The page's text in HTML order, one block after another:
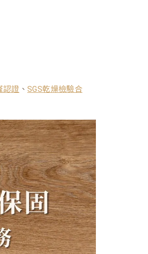
認證 、SGS乾燥檢驗合